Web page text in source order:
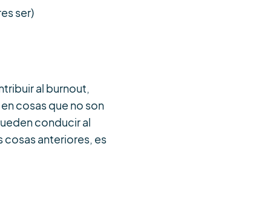
ser)
al burnout,
cosas que no son
conducir al
cosas anteriores, es